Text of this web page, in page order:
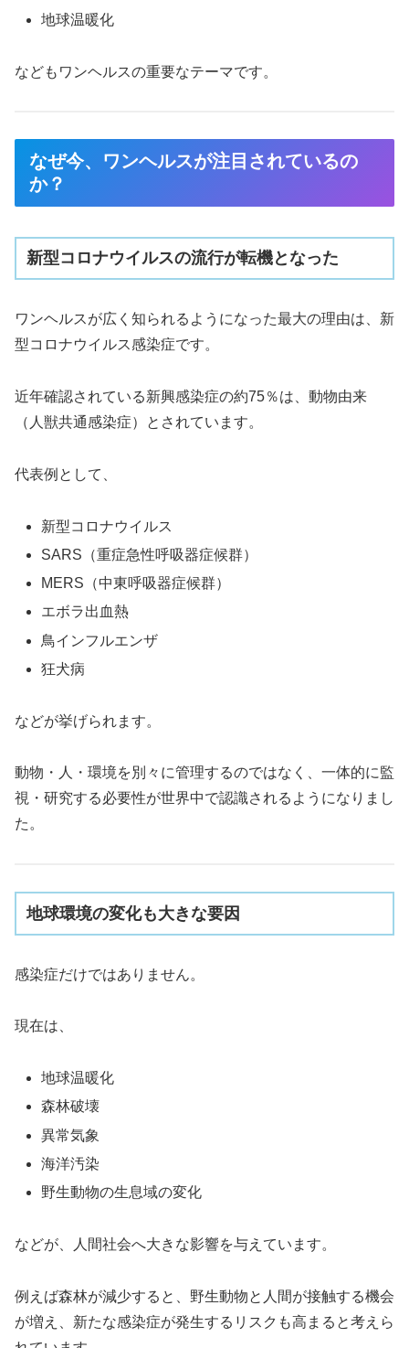
地球温暖化
などもワンヘルスの重要なテーマです。
なぜ今、ワンヘルスが注目されているの
か？
新型コロナウイルスの流行が転機となった
ワンヘルスが広く知られるようになった最大の理由は、新
型コロナウイルス感染症です。
近年確認されている新興感染症の約75％は、動物由来
（人獣共通感染症）とされています。
代表例として、
新型コロナウイルス
SARS（重症急性呼吸器症候群）
MERS（中東呼吸器症候群）
エボラ出血熱
鳥インフルエンザ
狂犬病
などが挙げられます。
動物・人・環境を別々に管理するのではなく、一体的に監
視・研究する必要性が世界中で認識されるようになりまし
た。
地球環境の変化も大きな要因
感染症だけではありません。
現在は、
地球温暖化
森林破壊
異常気象
海洋汚染
野生動物の生息域の変化
などが、人間社会へ大きな影響を与えています。
例えば森林が減少すると、野生動物と人間が接触する機会
が増え、新たな感染症が発生するリスクも高まると考えら